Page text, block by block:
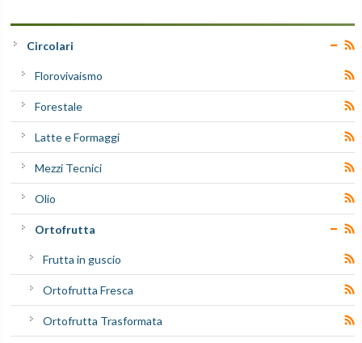
Circolari
Florovivaismo
Forestale
Latte e Formaggi
Mezzi Tecnici
Olio
Ortofrutta
Frutta in guscio
Ortofrutta Fresca
Ortofrutta Trasformata